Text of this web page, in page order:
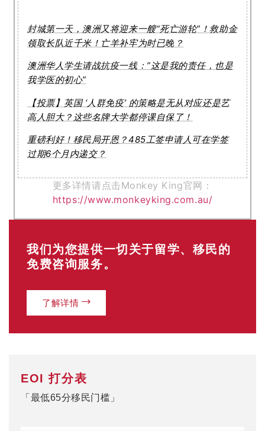
封城第一天，澳洲又将迎来一艘“死亡游轮”！救助金
领取长队近千米！亡羊补牢为时已晚？
澳洲华人学生请战抗疫一线：”这是我的责任，也是
我学医的初心”
【投票】英国 ‘人群免疫’ 的策略是无从对应还是艺
高人胆大？这些名牌大学都停课自保了！
重磅利好！移民局开恩？485工签申请人可在学签
过期6个月内递交？
更多详情请点击Monkey King官网：
https://www.monkeyking.com.au/
我们为您提供一切关于留学、移民的
免费咨询服务。
了解详情
EOI 打分表
「最低65分移民门槛」